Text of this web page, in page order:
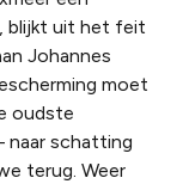
blijkt uit het feit
Johannes
moet
oudste
naar schatting
terug. Weer